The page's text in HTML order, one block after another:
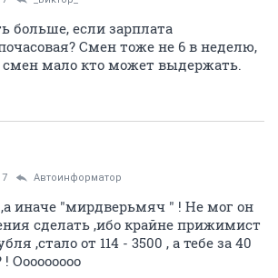
больше, если зарплата
Смен тоже не 6 в неделю,
смен мало кто может выдержать.
Автоинформатор
иначе "мирдверьмяч " ! Не мог он
сделать ,ибо крайне прижимист
,стало от 114 - 3500 , а тебе за 40
Ооооооооо